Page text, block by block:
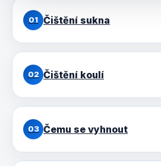
01 Čištění sukna
02 Čištění koulí
03 Čemu se vyhnout